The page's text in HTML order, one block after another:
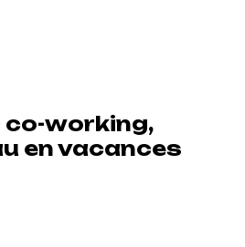
co-working,
en vacances